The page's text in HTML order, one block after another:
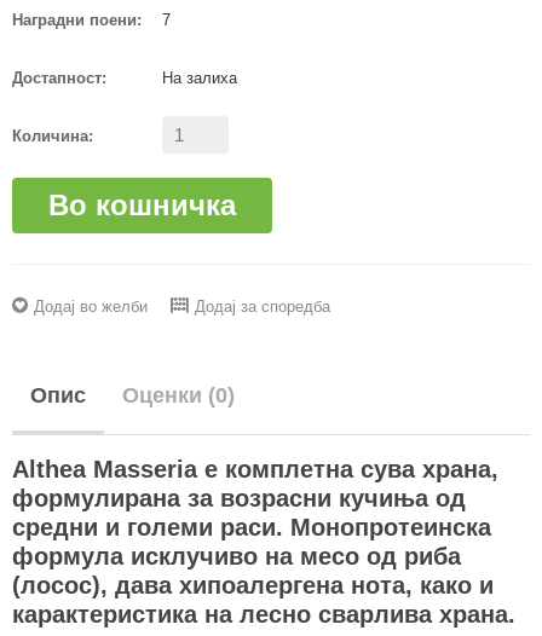
Наградни поени: 7
Достапност: На залиха
Количина:
Во кошничка
Додај во желби Додај за споредба
Опис Оценки (0)
Althea Masseria е комплетна сува храна,
формулирана за возрасни кучиња од
средни и големи раси. Монопротеинска
формула исклучиво на месо од риба
(лосос), дава хипоалергена нота, како и
карактеристика на лесно сварлива храна.